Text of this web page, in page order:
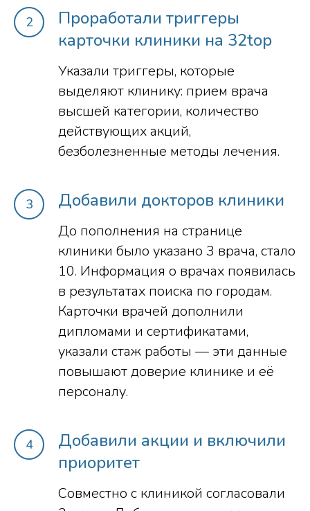
Проработали триггеры
карточки клиники на 32top
Указали триггеры, которые
выделяют клинику: прием врача
высшей категории, количество
действующих акций,
безболезненные методы лечения.
Добавили докторов клиники
До пополнения на странице
клиники было указано 3 врача, стало
10. Информация о врачах появилась
в результатах поиска по городам.
Карточки врачей дополнили
дипломами и сертификатами,
указали стаж работы — эти данные
повышают доверие клинике и её
персоналу.
Добавили акции и включили
приоритет
Совместно с клиникой согласовали